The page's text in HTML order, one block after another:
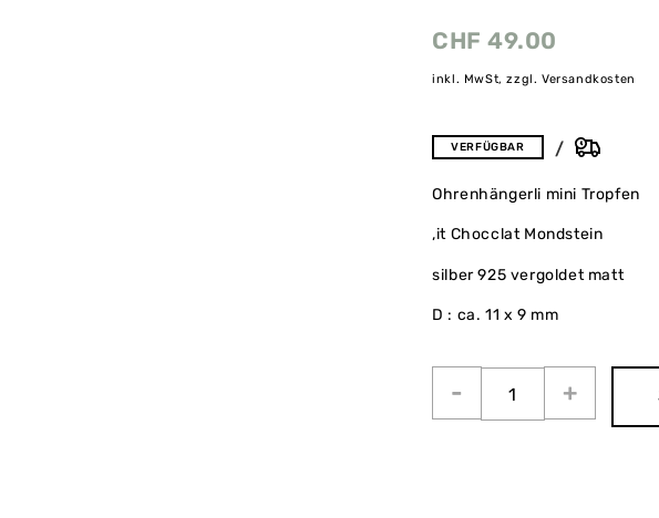
CHF 49.00
inkl. MwSt, zzgl. Versandkosten
VERFÜGBAR
Ohrenhängerli mini Tropfen
,it Chocclat Mondstein
silber 925 vergoldet matt
D : ca. 11 x 9 mm